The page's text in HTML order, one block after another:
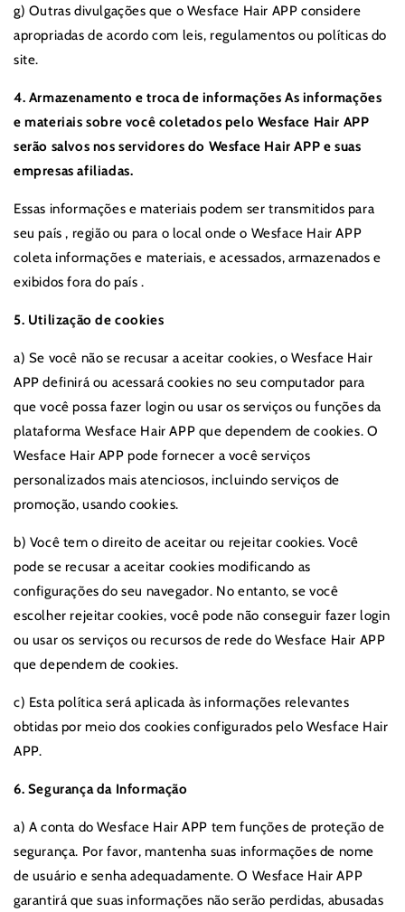
g) Outras divulgações que o Wesface Hair APP considere
apropriadas de acordo com leis, regulamentos ou políticas do
site.
4. Armazenamento e troca de informações As informações
e materiais sobre você coletados pelo Wesface Hair APP
serão salvos nos servidores do Wesface Hair APP e suas
empresas afiliadas.
Essas informações e materiais podem ser transmitidos para
seu país , região ou para o local onde o Wesface Hair APP
coleta informações e materiais, e acessados, armazenados e
exibidosfora do país .
5. Utilização de cookies
a) Se você não se recusar a aceitar cookies, o Wesface Hair
APP definirá ou acessará cookies no seu computador para
que você possa fazer login ou usar os serviços ou funções da
plataforma Wesface Hair APP que dependem de cookies. O
Wesface Hair APP pode fornecer a você serviços
personalizados mais atenciosos, incluindo serviços de
promoção, usando cookies.
b) Você tem o direito de aceitar ou rejeitar cookies. Você
pode se recusar a aceitar cookies modificando as
configurações do seu navegador. No entanto, se você
escolher rejeitar cookies, você pode não conseguir fazer login
ou usar os serviços ou recursos de rede do Wesface Hair APP
que dependem de cookies.
c) Esta política será aplicada às informações relevantes
obtidas por meio dos cookies configurados pelo Wesface Hair
APP.
6. Segurança da Informação
a) A conta do Wesface Hair APP tem funções de proteção de
segurança. Por favor, mantenha suas informações de nome
de usuário e senha adequadamente. O Wesface Hair APP
garantirá que suas informações não serão perdidas, abusadas